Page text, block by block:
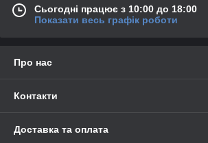
Сьогодні працює з 10:00 до 18:00
Показати весь графік роботи
Про нас
Контакти
Доставка та оплата